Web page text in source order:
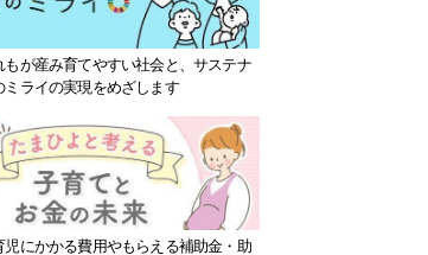
もが産み育てやすい社会と、サステナ
ミライの実現をめざします
にかかる費用やもらえる補助金・助